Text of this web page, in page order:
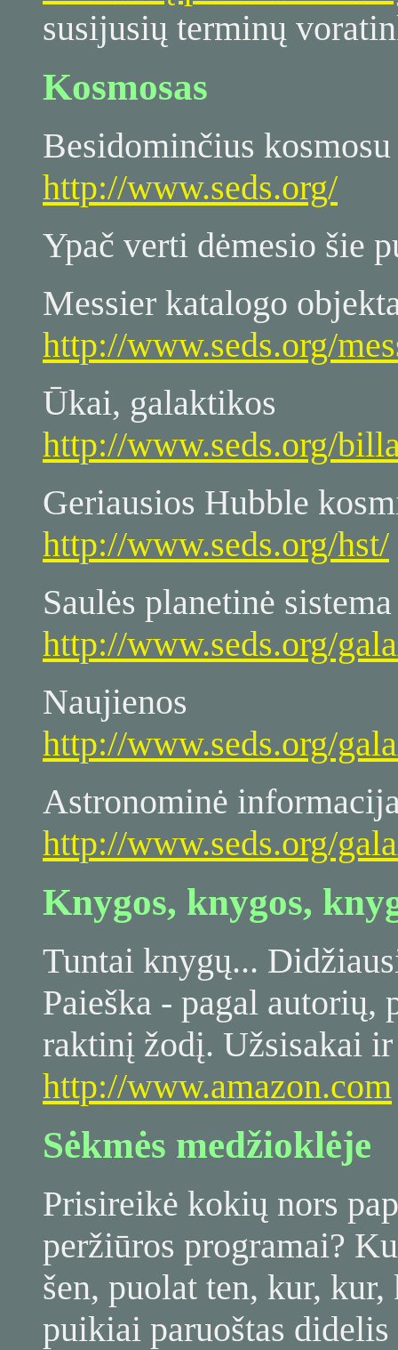
susijusių terminų
Kosmosas
Besidominčius
http://www.seds.org/
Ypač verti dėmesio šie
Messier katalogo
http://www.seds.org/
Ūkai, galaktikos
http://www.seds.org/
Geriausios Hubble
http://www.seds.org/hst/
Saulės planetinė sistema
http://www.seds.org/
Naujienos
http://www.seds.org/
Astronominė
http://www.seds.org/
Knygos, knygos,
Tuntai knygų...
Paieška - pagal autorių,
raktinį žodį. Užsisakai
http://www.amazon.com
Sėkmės medžioklėje
Prisireikė kokių nors
peržiūros programai?
šen, puolat ten, kur,
puikiai paruoštas